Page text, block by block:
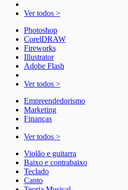
Ver todos >
Photoshop
CorelDRAW
Fireworks
Illustrator
Adobe Flash
Ver todos >
Empreendedorismo
Marketing
Finanças
Ver todos >
Violão e guitarra
Baixo e contrabaixo
Teclado
Canto